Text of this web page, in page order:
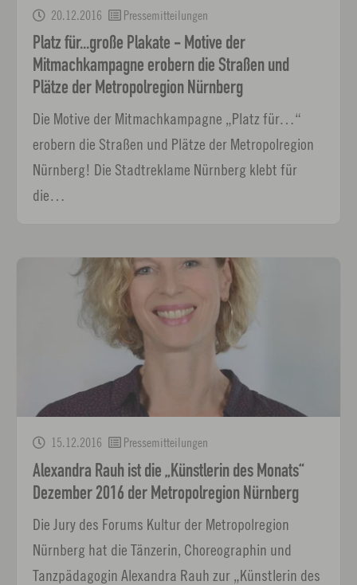
20.12.2016 Pressemitteilungen
Platz für...große Plakate - Motive der
Mitmachkampagne erobern die Straßen und
Plätze der Metropolregion Nürnberg
Die Motive der Mitmachkampagne „Platz für…“
erobern die Straßen und Plätze der Metropolregion
Nürnberg! Die Stadtreklame Nürnberg klebt für
die…
15.12.2016 Pressemitteilungen
Alexandra Rauh ist die „Künstlerin des Monats“
Dezember 2016 der Metropolregion Nürnberg
Die Jury des Forums Kultur der Metropolregion
Nürnberg hat die Tänzerin, Choreographin und
Tanzpädagogin Alexandra Rauh zur „Künstlerin des